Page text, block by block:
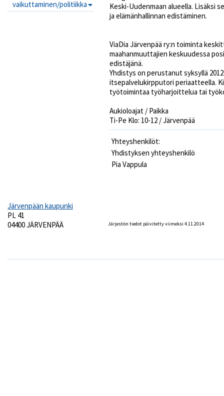
vaikuttaminen/politiikka
Keski-Uudenmaan alueella. Lisäksi
ja elämänhallinnan edistäminen.
ViaDia Järvenpää ry:n toiminta
maahanmuuttajien keskuudessa
edistäjänä.
Yhdistys on perustanut syksyllä
itsepalvelukirpputori periaatteella.
työtoimintaa työharjoittelua tai
Aukioloajat / Paikka
Ti-Pe Klo: 10-12 / Järvenpää
Yhteyshenkilöt:
Yhdistyksen yhteyshenkilö
Pia Vappula
Järjestön tiedot päivitetty viimeksi 4.11.2014
Järvenpään kaupunki
PL 41
04400 JÄRVENPÄÄ